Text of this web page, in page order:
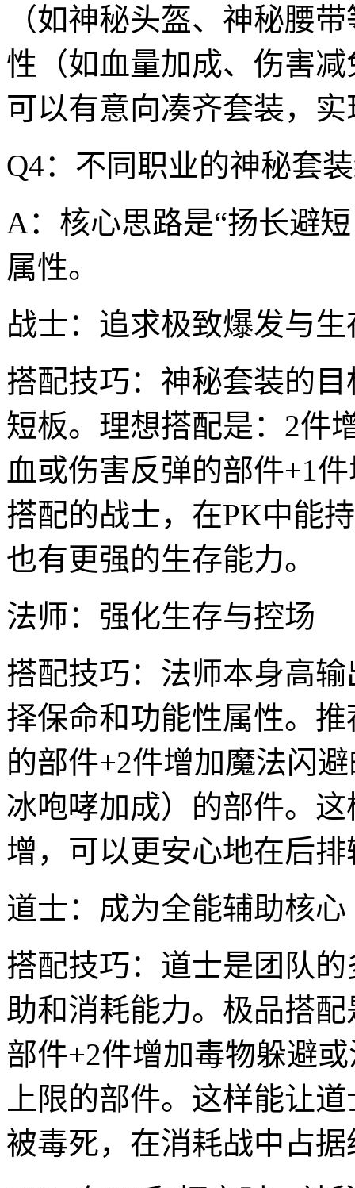
（如神秘头盔、神秘腰
性（如血量加成、伤害
可以有意向凑齐套装，
Q4：不同职业的神秘套
A：核心思路是“扬长避
属性。
战士：追求极致爆发与生
搭配技巧：神秘套装的
短板。理想搭配是：2件
血或伤害反弹的部件+1
搭配的战士，在PK中能
也有更强的生存能力。
法师：强化生存与控场
搭配技巧：法师本身高
择保命和功能性属性。
的部件+2件增加魔法闪
冰咆哮加成）的部件。
增，可以更安心地在后排
道士：成为全能辅助核心
搭配技巧：道士是团队
助和消耗能力。极品搭
部件+2件增加毒物躲避
上限的部件。这样能让
被毒死，在消耗战中占